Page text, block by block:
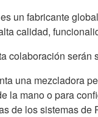
un fabricante
calidad,
colaboración
una mezcladora
la mano o para
de los sistemas